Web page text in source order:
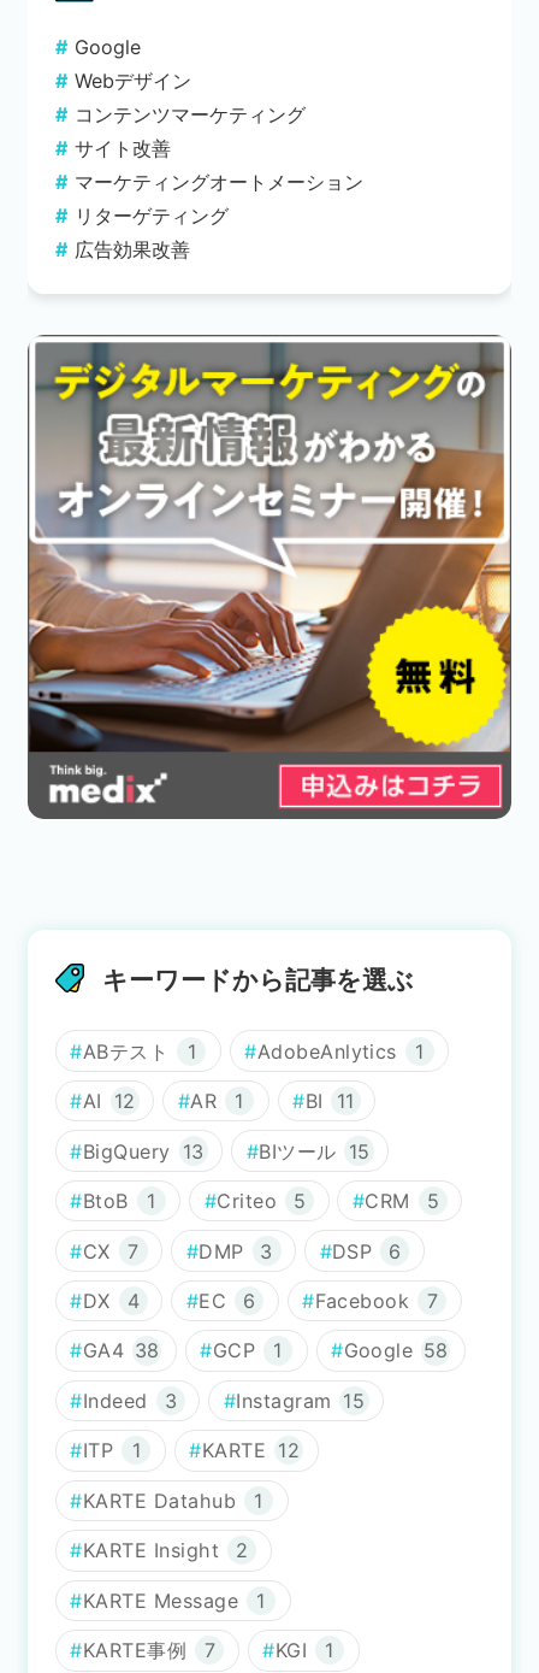
Google
Webデザイン
コンテンツマーケティング
サイト改善
マーケティングオートメーション
リターゲティング
広告効果改善
キーワードから記事を選ぶ
ABテスト 1 AdobeAnlytics 1
AI 12 AR 1 BI 11
BigQuery 13 BIツール 15
BtoB 1 Criteo 5 CRM 5
CX 7 DMP 3 DSP 6
DX 4 EC 6 Facebook 7
GA4 38 GCP 1 Google 58
Indeed 3 Instagram 15
ITP 1 KARTE 12
KARTE Datahub 1
KARTE Insight 2
KARTE Message 1
KARTE事例 7 KGI 1